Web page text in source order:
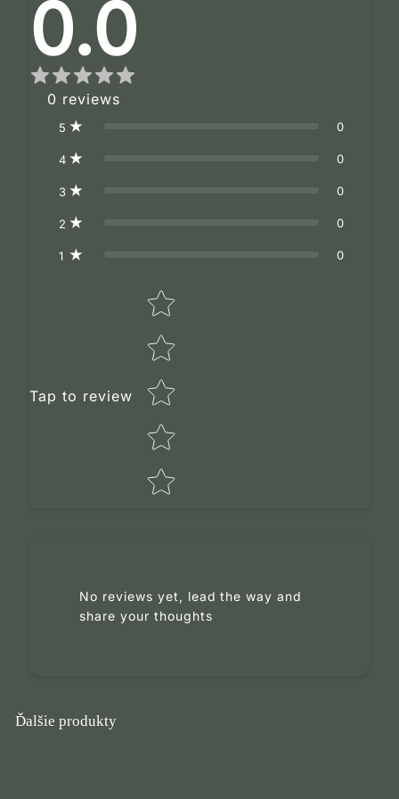
0.0
0 reviews
5 0
4 0
3 0
2 0
1 0
Tap to review
Star rating
No reviews yet, lead the way and
share your thoughts
Ďalšie produkty